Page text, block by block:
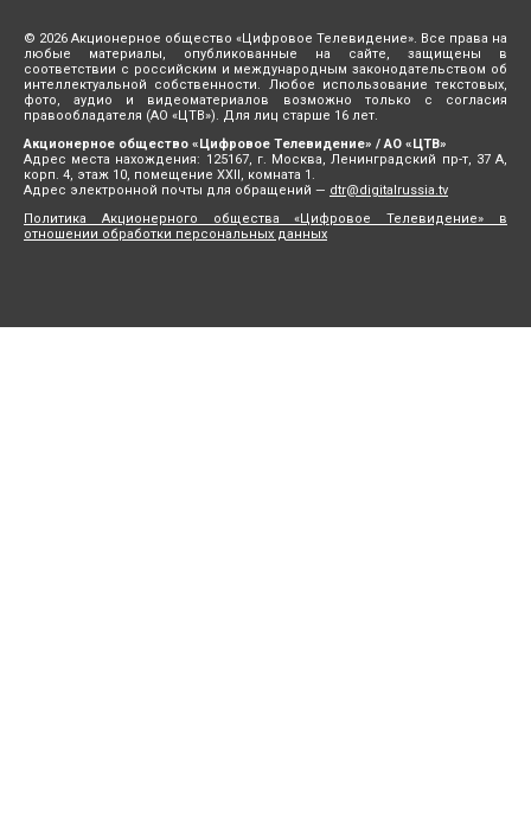
© 2026 Акционерное общество «Цифровое Телевидение». Все права на
любые материалы, опубликованные на сайте, защищены в
соответствии с российским и международным законодательством об
интеллектуальной собственности. Любое использование текстовых,
фото, аудио и видеоматериалов возможно только с согласия
правообладателя (АО «ЦТВ»). Для лиц старше 16 лет.
Акционерное общество «Цифровое Телевидение» / АО «ЦТВ»
Адрес места нахождения: 125167, г. Москва, Ленинградский пр-т, 37 А,
корп. 4, этаж 10, помещение XXII, комната 1.
Адрес электронной почты для обращений — dtr@digitalrussia.tv
Политика Акционерного общества «Цифровое Телевидение» в
отношении обработки персональных данных